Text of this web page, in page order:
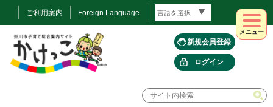
ご利用案内 Foreign Language
新規会員登録
ログイン
メニュー